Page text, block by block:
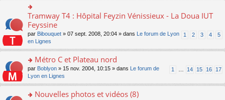
ré
e
nt
lu
le
pl
u
s
ré
c
e
nt
e
o
n
lu
le
pl
s
ré
c
e
nt
s
a
e
n
lu
le
pl
s
le
m
e
s
s
a
e
n
o
n
lu
o
n
ult
le
m
e
s
s
g
Tramway T4 : Hôpital Feyzin Vénissieux - La Doua IUT
Feyssine
1 2 3 4 5
par Bibouquet » 07 sept. 2008, 20:04 » dans
Le forum de Lyon
en Lignes
o
s
er
Métro C et Plateau nord
1 14 15 16 17
par Boblyon » 15 nov. 2004, 10:15 » dans
Le forum de
Lyon en Lignes
Nouvelles photos et vidéos (8)